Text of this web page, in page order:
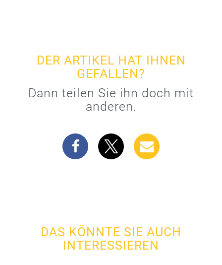
DER ARTIKEL HAT IHNEN
GEFALLEN?
Dann teilen Sie ihn doch mit
anderen.
DAS KÖNNTE SIE AUCH
INTERESSIEREN